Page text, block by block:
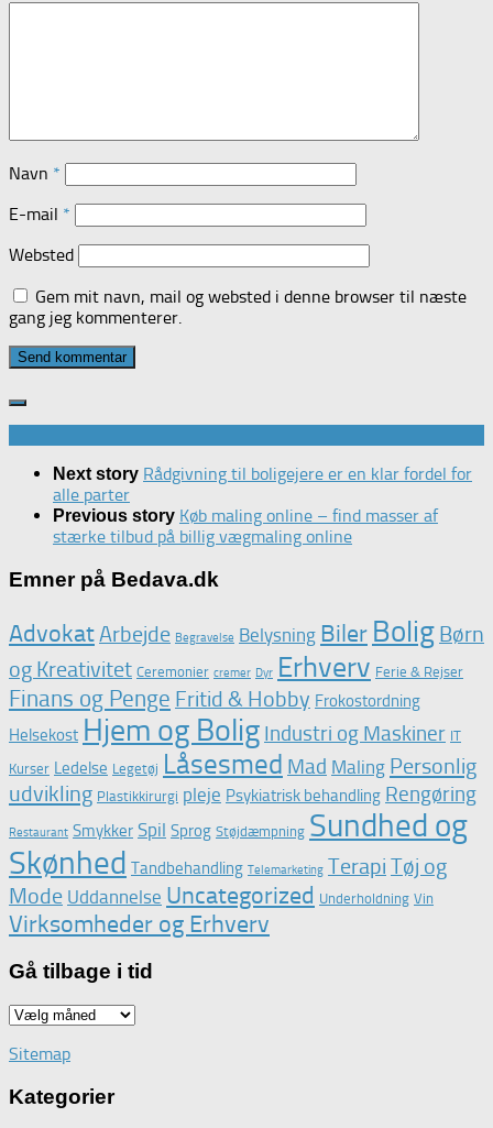
Navn *
E-mail *
Websted
Gem mit navn, mail og websted i denne browser til næste
gang jeg kommenterer.
Next story Rådgivning til boligejere er en klar fordel for
alle parter
Previous story Køb maling online – find masser af
stærke tilbud på billig vægmaling online
Emner på Bedava.dk
AdvokatArbejde Begravelse Belysning Biler Bolig Børn
og Kreativitet Ceremonier cremer Dyr Erhverv Ferie & Rejser
Finans og Penge Fritid & Hobby Frokostordning
Helsekost Hjem og Bolig Industri og Maskiner IT
Kurser Ledelse Legetøj Låsesmed Mad Maling Personlig
udvikling Plastikkirurgi pleje Psykiatrisk behandling Rengøring
Restaurant Smykker Spil Sprog Støjdæmpning Sundhed og
Skønhed Tandbehandling Telemarketing Terapi Tøj og
Mode Uddannelse Uncategorized Underholdning Vin
Virksomheder og Erhverv
Gå tilbage i tid
Gå
iSitemap
Kategorier